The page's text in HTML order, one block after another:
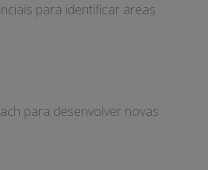
para identificar áreas
para desenvolver novas